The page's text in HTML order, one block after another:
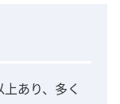
あり、多く